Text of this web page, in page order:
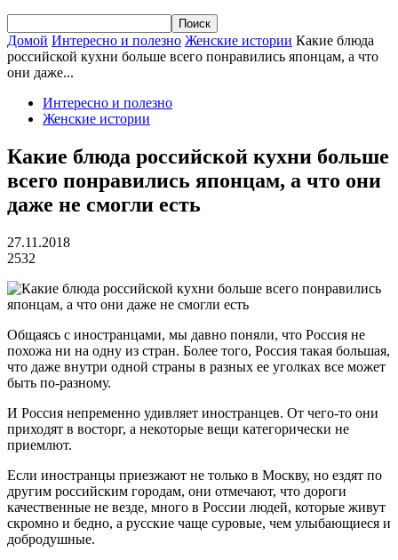
Домой Интересно и полезно Женские истории Какие блюда
российской кухни больше всего понравились японцам, а что
они даже...
Интересно и полезно
Женские истории
Какие блюда российской кухни больше
всего понравились японцам, а что они
даже не смогли есть
27.11.2018
2532
Общаясь с иностранцами, мы давно поняли, что Россия не
похожа ни на одну из стран. Более того, Россия такая большая,
что даже внутри одной страны в разных ее уголках все может
быть по-разному.
И Россия непременно удивляет иностранцев. От чего-то они
приходят в восторг, а некоторые вещи категорически не
приемлют.
Если иностранцы приезжают не только в Москву, но ездят по
другим российским городам, они отмечают, что дороги
качественные не везде, много в России людей, которые живут
скромно и бедно, а русские чаще суровые, чем улыбающиеся и
добродушные.